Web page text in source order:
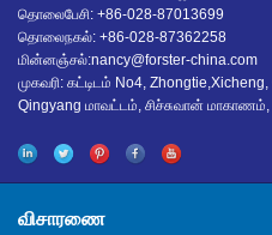
தொலைபேசி: +86-028-87013699
தொலைநகல்: +86-028-87362258
மின்னஞ்சல்:nancy@forster-china.com
முகவரி: கட்டிடம் No4,
Qingyang மாவட்டம், சிச்சுவான்
விசாரணை